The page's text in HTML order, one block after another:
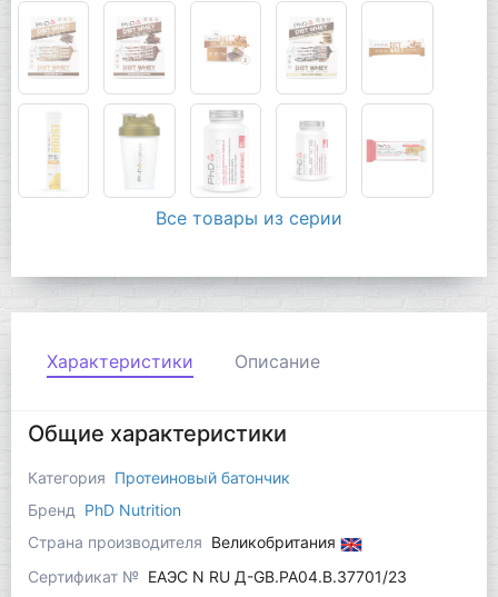
Все товары из серии
Характеристики Описание
Общие характеристики
Категория Протеиновый батончик
Бренд PhD Nutrition
Страна производителя Великобритания
Сертификат № ЕАЭС N RU Д-GB.РА04.В.37701/23